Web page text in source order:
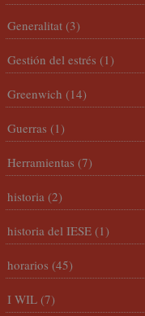
Generalitat (3)
Gestión del estrés (1)
Greenwich (14)
Guerras (1)
Herramientas (7)
historia (2)
historia del IESE (1)
horarios (45)
I WIL (7)